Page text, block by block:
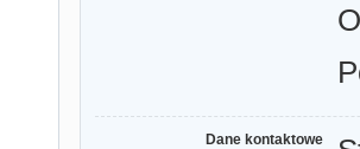
Dane kontaktowe